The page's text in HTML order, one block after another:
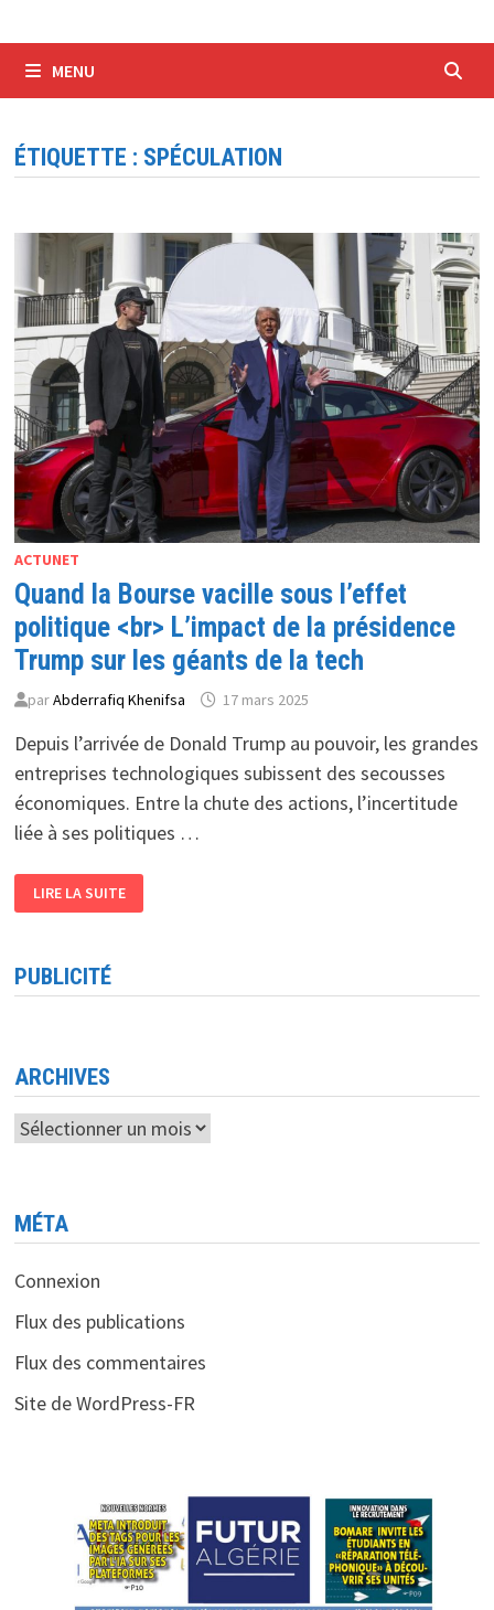
MENU
ÉTIQUETTE : SPÉCULATION
ACTUNET
Quand la Bourse vacille sous l’effet
politique <br> L’impact de la présidence
Trump sur les géants de la tech
parAbderrafiq Khenifsa 17 mars 2025
Depuis l’arrivée de Donald Trump au pouvoir, les grandes
entreprises technologiques subissent des secousses
économiques. Entre la chute des actions, l’incertitude
liée à ses politiques …
LA
BOURSE
POLITIQUE
<BR>
TRUMP
SUR
LES
GÉANTS
DE
LA
LIRE LA SUITE
PUBLICITÉ
ARCHIVES
Archives
MÉTA
Connexion
Flux des publications
Flux des commentaires
Site de WordPress-FR